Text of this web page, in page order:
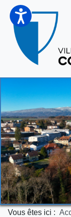
Vous êtes ici :